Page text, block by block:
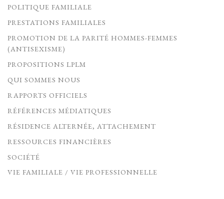
POLITIQUE FAMILIALE
PRESTATIONS FAMILIALES
PROMOTION DE LA PARITÉ HOMMES-FEMMES
(ANTISEXISME)
PROPOSITIONS LPLM
QUI SOMMES NOUS
RAPPORTS OFFICIELS
RÉFÉRENCES MÉDIATIQUES
RÉSIDENCE ALTERNÉE, ATTACHEMENT
RESSOURCES FINANCIÈRES
SOCIÉTÉ
VIE FAMILIALE / VIE PROFESSIONNELLE